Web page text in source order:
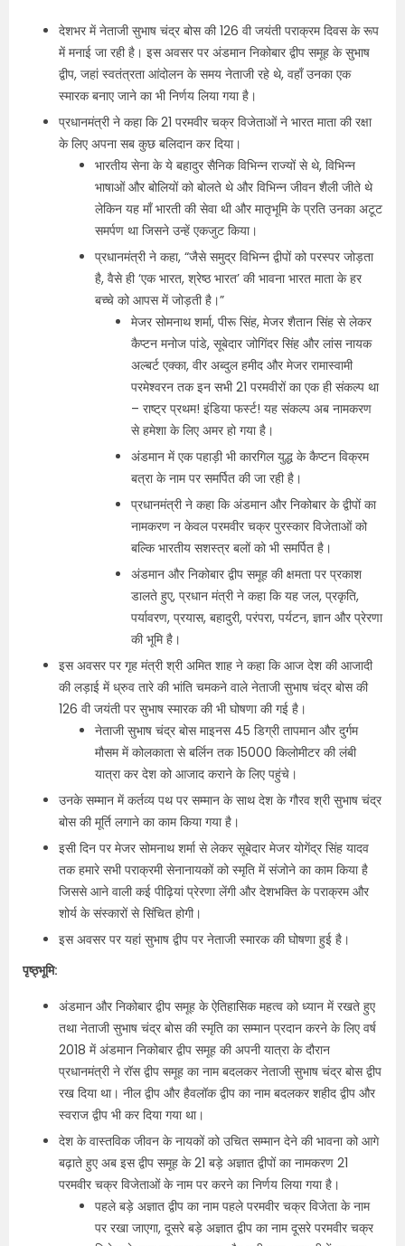
देशभर में नेताजी सुभाष चंद्र बोस की 126 वी जयंती पराक्रम दिवस के रूप
में मनाई जा रही है। इस अवसर पर अंडमान निकोबार द्वीप समूह के सुभाष
द्वीप, जहां स्वतंत्रता आंदोलन के समय नेताजी रहे थे, वहाँ उनका एक
स्मारक बनाए जाने का भी निर्णय लिया गया है।
प्रधानमंत्री ने कहा कि 21 परमवीर चक्र विजेताओं ने भारत माता की रक्षा
के लिए अपना सब कुछ बलिदान कर दिया।
भारतीय सेना के ये बहादुर सैनिक विभिन्न राज्यों से थे, विभिन्न
भाषाओं और बोलियों को बोलते थे और विभिन्न जीवन शैली जीते थे
लेकिन यह माँ भारती की सेवा थी और मातृभूमि के प्रति उनका अटूट
समर्पण था जिसने उन्हें एकजुट किया।
प्रधानमंत्री ने कहा, “जैसे समुद्र विभिन्न द्वीपों को परस्‍पर जोड़ता
है, वैसे ही ‘एक भारत, श्रेष्ठ भारत’ की भावना भारत माता के हर
बच्चे को आपस में जोड़ती है।”
मेजर सोमनाथ शर्मा, पीरू सिंह, मेजर शैतान सिंह से लेकर
कैप्टन मनोज पांडे, सूबेदार जोगिंदर सिंह और लांस नायक
अल्बर्ट एक्का, वीर अब्दुल हमीद और मेजर रामास्वामी
परमेश्वरन तक इन सभी 21 परमवीरों का एक ही संकल्प था
– राष्ट्र प्रथम! इंडिया फर्स्ट! यह संकल्प अब नामकरण
से हमेशा के लिए अमर हो गया है।
अंडमान में एक पहाड़ी भी कारगिल युद्ध के कैप्टन विक्रम
बत्रा के नाम पर समर्पित की जा रही है।
प्रधानमंत्री ने कहा कि अंडमान और निकोबार के द्वीपों का
नामकरण न केवल परमवीर चक्र पुरस्कार विजेताओं को
बल्कि भारतीय सशस्त्र बलों को भी समर्पित है।
अंडमान और निकोबार द्वीप समूह की क्षमता पर प्रकाश
डालते हुए, प्रधान मंत्री ने कहा कि यह जल, प्रकृति,
पर्यावरण, प्रयास, बहादुरी, परंपरा, पर्यटन, ज्ञान और प्रेरणा
की भूमि है।
इस अवसर पर गृह मंत्री श्री अमित शाह ने कहा कि आज देश की आजादी
की लड़ाई में ध्रुव तारे की भांति चमकने वाले नेताजी सुभाष चंद्र बोस की
126 वी जयंती पर सुभाष स्मारक की भी घोषणा की गई है।
नेताजी सुभाष चंद्र बोस माइनस 45 डिग्री तापमान और दुर्गम
मौसम में कोलकाता से बर्लिन तक 15000 किलोमीटर की लंबी
यात्रा कर देश को आजाद कराने के लिए पहुंचे।
उनके सम्मान में कर्तव्य पथ पर सम्मान के साथ देश के गौरव श्री सुभाष चंद्र
बोस की मूर्ति लगाने का काम किया गया है।
इसी दिन पर मेजर सोमनाथ शर्मा से लेकर सूबेदार मेजर योगेंद्र सिंह यादव
तक हमारे सभी पराक्रमी सेनानायकों को स्मृति में संजोने का काम किया है
जिससे आने वाली कई पीढ़ियां प्रेरणा लेंगी और देशभक्ति के पराक्रम और
शोर्य के संस्कारों से सिंचित होगी।
इस अवसर पर यहां सुभाष द्वीप पर नेताजी स्मारक की घोषणा हुई है।
पृष्ठ्भूमि:
अंडमान और निकोबार द्वीप समूह के ऐतिहासिक महत्व को ध्यान में रखते हुए
तथा नेताजी सुभाष चंद्र बोस की स्मृति का सम्मान प्रदान करने के लिए वर्ष
2018 में अंडमान निकोबार द्वीप समूह की अपनी यात्रा के दौरान
प्रधानमंत्री ने रॉस द्वीप समूह का नाम बदलकर नेताजी सुभाष चंद्र बोस द्वीप
रख दिया था। नील द्वीप और हैवलॉक द्वीप का नाम बदलकर शहीद द्वीप और
स्वराज द्वीप भी कर दिया गया था।
देश के वास्तविक जीवन के नायकों को उचित सम्मान देने की भावना को आगे
बढ़ाते हुए अब इस द्वीप समूह के 21 बड़े अज्ञात द्वीपों का नामकरण 21
परमवीर चक्र विजेताओं के नाम पर करने का निर्णय लिया गया है।
पहले बड़े अज्ञात द्वीप का नाम पहले परमवीर चक्र विजेता के नाम
पर रखा जाएगा, दूसरे बड़े अज्ञात द्वीप का नाम दूसरे परमवीर चक्र